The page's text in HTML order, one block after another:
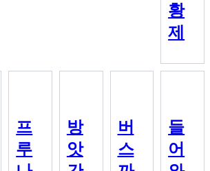
황
제
프
루
방
앗
버
스
들
어